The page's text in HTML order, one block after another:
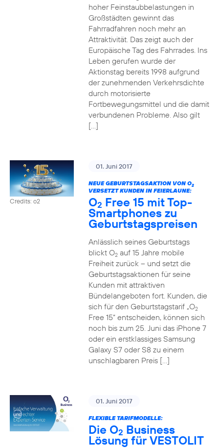
hoher Feinstaubbelastungen in
Großstädten gewinnt das
Fahrradfahren noch mehr an
Attraktivität. Das zeigt auch der
Europäische Tag des Fahrrades. Ins
Leben gerufen wurde der
Aktionstag bereits 1998 aufgrund
der zunehmenden Verkehrsdichte
durch motorisierte
Fortbewegungsmittel und die damit
verbundenen Probleme. Also gilt
[…]
Credits: o2
01. Juni 2017
NEUE GEBURTSTAGSAKTION VON O2
VERSETZT KUNDEN IN FEIERLAUNE:
O2 Free 15 mit Top-
Smartphones zu
Geburtstagspreisen
Anlässlich seines Geburtstags
blickt O2auf 15 Jahre mobile
Freiheit zurück – und setzt die
Geburtstagsaktionen für seine
Kunden mit attraktiven
Bündelangeboten fort. Kunden, die
sich für den Geburtstagstarif „O2
Free 15“ entscheiden, können sich
noch bis zum 25. Juni das iPhone 7
oder ein erstklassiges Samsung
Galaxy S7 oder S8 zu einem
unschlagbaren Preis […]
01. Juni 2017
FLEXIBLE TARIFMODELLE:
Die O2 Business
Lösung für VESTOLIT